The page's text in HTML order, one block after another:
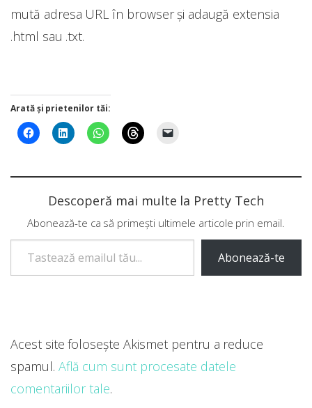
mută adresa URL în browser și adaugă extensia
.html sau .txt.
Arată și prietenilor tăi:
Descoperă mai multe la Pretty Tech
Abonează-te ca să primești ultimele articole prin email.
Tastează emailul tău...
Abonează-te
Acest site folosește Akismet pentru a reduce
spamul. Află cum sunt procesate datele
comentariilor tale.